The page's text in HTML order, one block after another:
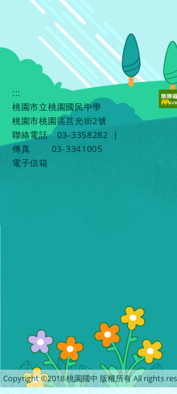
:::
桃園市立桃園國民中學
桃園市桃園區莒光街2號
聯絡電話
03-3358282
|
傳真
03-3341005
電子信箱
Copyright ©2018 桃園國中 版權所有 All rights